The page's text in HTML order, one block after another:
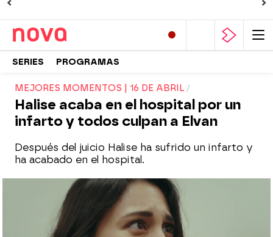
SERIES PROGRAMAS
MEJORES MOMENTOS | 16 DE ABRIL
Halise acaba en el hospital por un
infarto y todos culpan a Elvan
Después del juicio Halise ha sufrido un infarto y
ha acabado en el hospital.